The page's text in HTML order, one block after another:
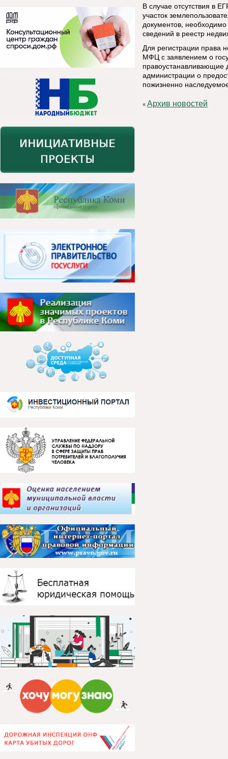
В случае отсутствия в
участок
документов,
сведений в реестр
Для регистрации права
МФЦ с заявлением о
правоустанавливающие
администрации о
пожизненно
«Архив новостей